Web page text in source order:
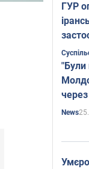
ГУР
"Були
News